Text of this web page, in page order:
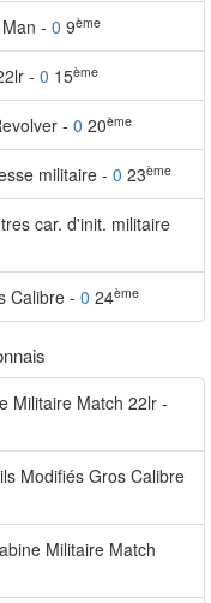
- 0 9ème
- 0 15ème
- 0 20ème
militaire - 0 23ème
car. d'init. militaire
Calibre - 0 24ème
Militaire Match 22lr -
Modifiés Gros Calibre
Militaire Match